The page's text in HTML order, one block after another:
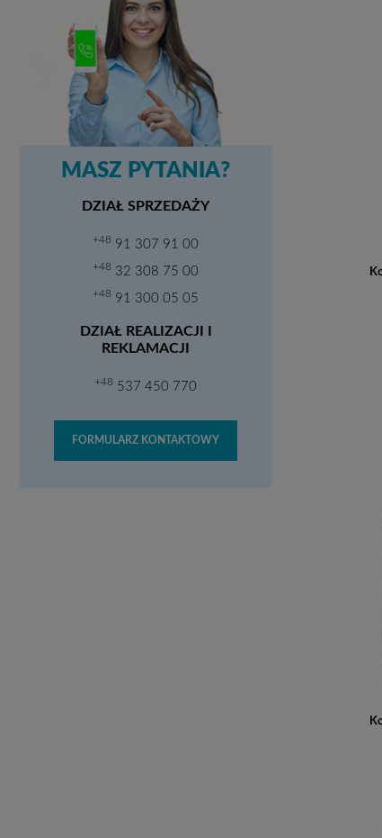
MASZ PYTANIA?
DZIAŁ SPRZEDAŻY
+48 91 307 91 00
+48 32 308 75 00
+48 91 300 05 05
DZIAŁ REALIZACJI I
REKLAMACJI
+48 537 450 770
FORMULARZ KONTAKTOWY